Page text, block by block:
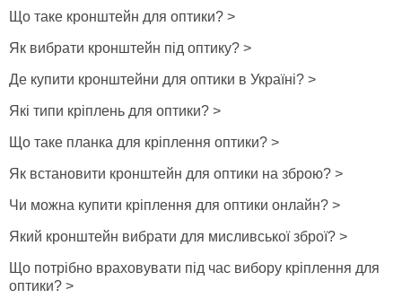
Що таке кронштейн для оптики? >
Як вибрати кронштейн під оптику? >
Де купити кронштейни для оптики в Україні? >
Які типи кріплень для оптики? >
Що таке планка для кріплення оптики? >
Як встановити кронштейн для оптики на зброю? >
Чи можна купити кріплення для оптики онлайн? >
Який кронштейн вибрати для мисливської зброї? >
Що потрібно враховувати під час вибору кріплення для
оптики? >